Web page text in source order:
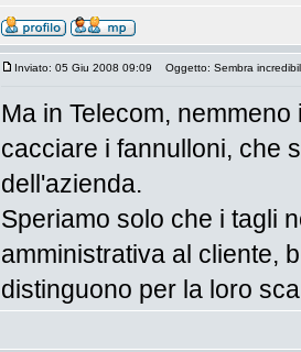
Inviato: 05 Giu 2008 09:09 Oggetto: Sembra
Ma in Telecom,
cacciare i fannulloni, che
dell'azienda.
Speriamo solo che i tagli
amministrativa al cliente,
distinguono per la loro